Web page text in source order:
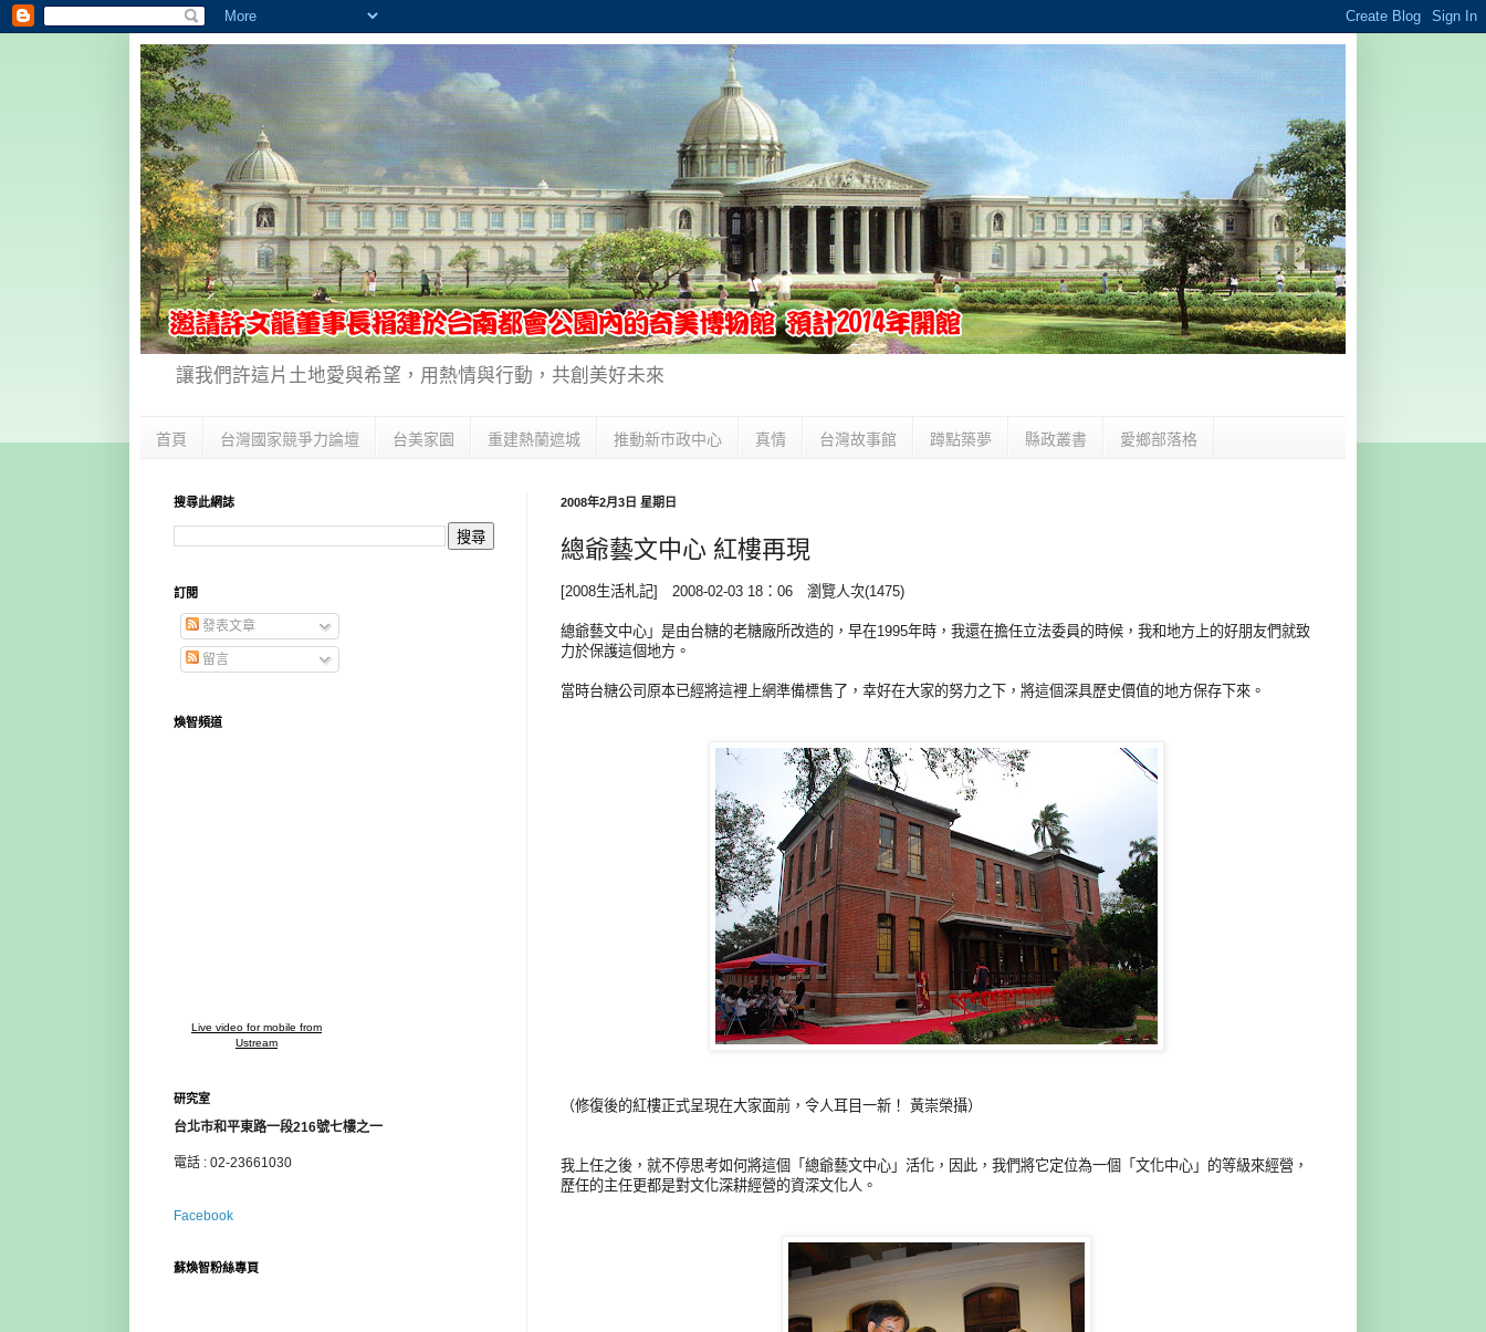
讓我們許這片土地愛與希望，用熱情與行動，共創美好未來
首頁 台灣國家競爭力論壇 台美家園 重建熱蘭遮城 推動新市政中心 真情 台灣故事館 蹲點築夢 縣政叢書 愛鄉部落格
2008年2月3日 星期日
總爺藝文中心 紅樓再現
[2008生活札記] 2008-02-03 18：06 瀏覽人次(1475)
總爺藝文中心」是由台糖的老糖廠所改造的，早在1995年時，我還在擔任立法委員的時候，我和地方上的好朋友們就致
力於保護這個地方。
當時台糖公司原本已經將這裡上網準備標售了，幸好在大家的努力之下，將這個深具歷史價值的地方保存下來。
（修復後的紅樓正式呈現在大家面前，令人耳目一新！ 黃崇榮攝）
我上任之後，就不停思考如何將這個「總爺藝文中心」活化，因此，我們將它定位為一個「文化中心」的等級來經營，
歷任的主任更都是對文化深耕經營的資深文化人。
搜尋此網誌
訂閱
發表文章
留言
煥智頻道
Live video for mobile from
Ustream
研究室
台北市和平東路一段216號七樓之一
電話 : 02-23661030
Facebook
蘇煥智粉絲專頁